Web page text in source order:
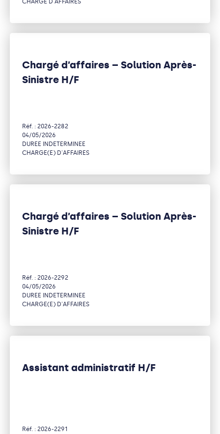
CHARGE D AFFAIRES
Chargé d’affaires – Solution Après-
Sinistre H/F
Réf. : 2026-2282
04/05/2026
DUREE INDETERMINEE
CHARGE(E) D'AFFAIRES
Chargé d’affaires – Solution Après-
Sinistre H/F
Réf. : 2026-2292
04/05/2026
DUREE INDETERMINEE
CHARGE(E) D'AFFAIRES
Assistant administratif H/F
Réf. : 2026-2291